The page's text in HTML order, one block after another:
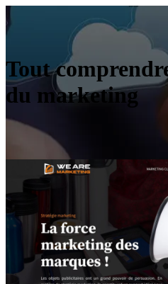
Tout
du marketing